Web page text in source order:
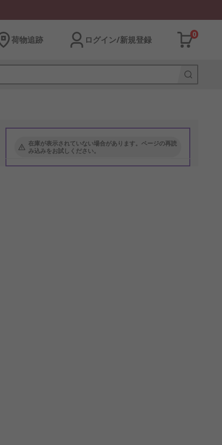
荷物追跡 ログイン/新規登録
0
在庫が表示されていない場合があります。ページの再読
み込みをお試しください。